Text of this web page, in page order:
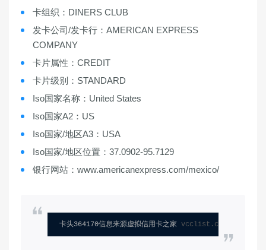
卡组织：DINERS CLUB
发卡公司/发卡行：AMERICAN EXPRESS
COMPANY
卡片属性：CREDIT
卡片级别：STANDARD
Iso国家名称：United States
Iso国家A2：US
Iso国家/地区A3：USA
Iso国家/地区位置：37.0902-95.7129
银行网站：www.americanexpress.com/mexico/
卡头364170信息来源虚拟信用卡之家 vcclist.com